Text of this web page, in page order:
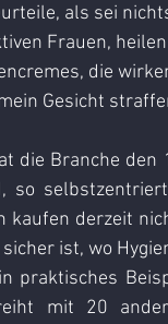
als sei
Frauen,
die
Gesicht
die Branche
so
kaufen derzeit
ist, wo
praktisches
mit 20